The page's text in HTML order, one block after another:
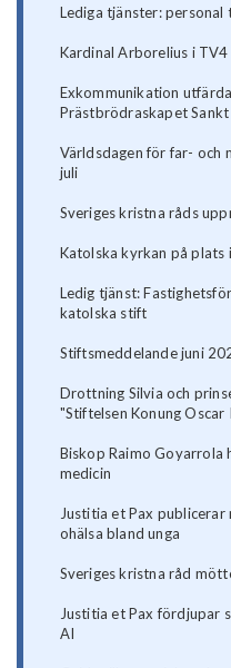
Lediga tjänster:
Kardinal Arborelius i
Exkommunikation
Prästbrödraskapet Sankt
Världsdagen för far- och
juli
Sveriges kristna råds
Katolska kyrkan på plats
Ledig tjänst:
katolska stift
Stiftsmeddelande juni
Drottning Silvia och
"Stiftelsen Konung Oscar
Biskop Raimo
medicin
Justitia et Pax
ohälsa bland unga
Sveriges kristna råd
Justitia et Pax fördjupar
AI